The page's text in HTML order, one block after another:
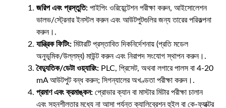
জরিপ এবং প্রস্তুতি: পাইপিং ওরিয়েন্টেশন পরীক্ষা করুন, আইসোলেশন
ভালভ/স্ট্রেনার ইনস্টল করুন এবং আউটপুটগুলির জন্য তারের পরিকল্পনা
করুন।.
যান্ত্রিক ফিটিং: মিটারটি প্রস্তাবিত দিকনির্দেশনায় (প্রতি মডেল
অনুভূমিক/উল্লম্ব) মাউন্ট করুন এবং নিরাপদ সংযোগ স্থাপন করুন।.
বৈদ্যুতিক/ডেটা ওয়্যারিং: PLC, প্রিসেট, অথবা লগারে পালস বা 4-20
mA আউটপুট বন্ধ করুন; সিগন্যালের অখণ্ডতা পরীক্ষা করুন।.
প্রমাণ এবং ক্রমাঙ্কন: প্রোভার ক্যান বা মাস্টার মিটার পরীক্ষা চালান
এবং সহনশীলতার মধ্যে না আসা পর্যন্ত ক্যালিব্রেশন হুইল বা কে-ফ্যাক্টর